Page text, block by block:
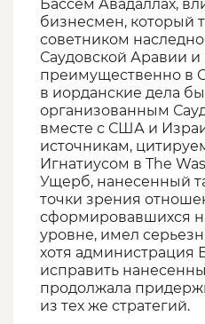
Бассем Авадаллах,
бизнесмен, который
советником
Саудовской Аравии
преимущественно в
в иорданские дела
организованным
вместе с США и
источникам,
Игнатиусом в The
Ущерб, нанесенный
точки зрения
сформировавшихся
уровне, имел
хотя администрация
исправить
продолжала
из тех же стратегий.